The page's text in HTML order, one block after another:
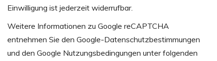
Einwilligung ist jederzeit widerrufbar.
Weitere Informationen zu Google reCAPTCHA
entnehmen Sie den Google-Datenschutzbestimmungen
und den Google Nutzungsbedingungen unter folgenden